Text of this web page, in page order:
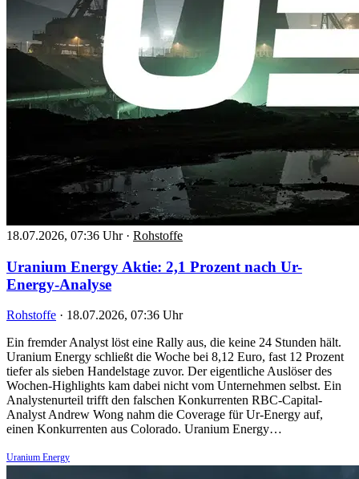
18.07.2026, 07:36 Uhr · Rohstoffe
Uranium Energy Aktie: 2,1 Prozent nach Ur-
Energy-Analyse
Rohstoffe · 18.07.2026, 07:36 Uhr
Ein fremder Analyst löst eine Rally aus, die keine 24 Stunden hält.
Uranium Energy schließt die Woche bei 8,12 Euro, fast 12 Prozent
tiefer als sieben Handelstage zuvor. Der eigentliche Auslöser des
Wochen-Highlights kam dabei nicht vom Unternehmen selbst. Ein
Analystenurteil trifft den falschen Konkurrenten RBC-Capital-
Analyst Andrew Wong nahm die Coverage für Ur-Energy auf,
einen Konkurrenten aus Colorado. Uranium Energy…
Uranium Energy